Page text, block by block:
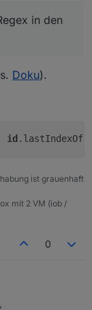
alle Battery
Auch
holt und
in den
Doku).
id .lastIndexOf(
ist grauenhaft
mit 2 VM (iob /
0